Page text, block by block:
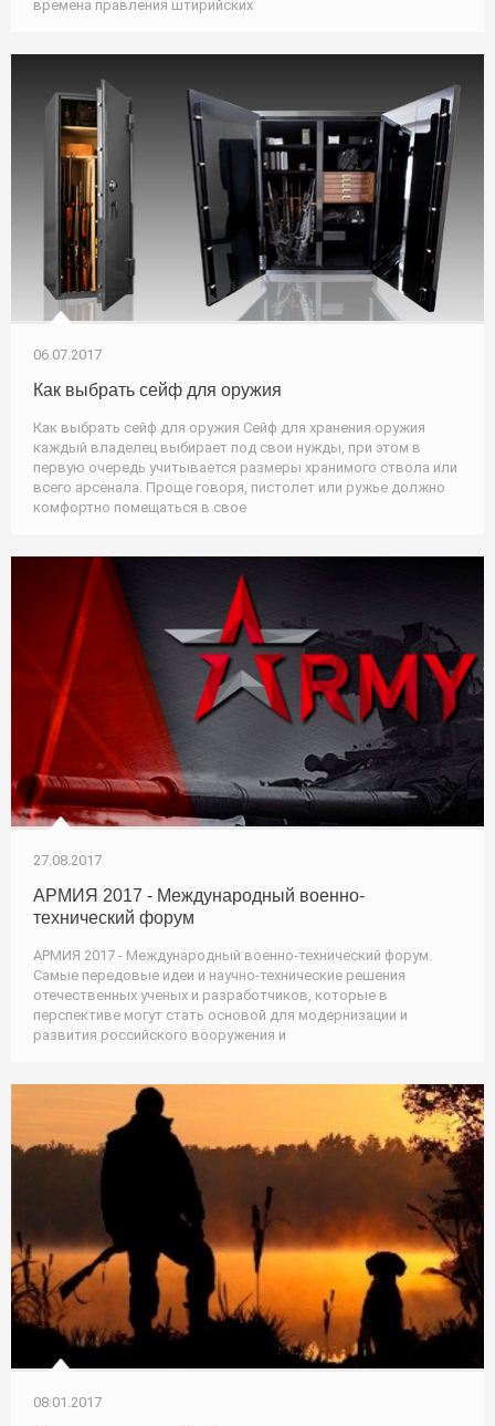
времена правления штирийских
06.07.2017
Как выбрать сейф для оружия
Как выбрать сейф для оружия Сейф для хранения оружия
каждый владелец выбирает под свои нужды, при этом в
первую очередь учитывается размеры хранимого ствола или
всего арсенала. Проще говоря, пистолет или ружье должно
комфортно помещаться в свое
27.08.2017
АРМИЯ 2017 - Международный военно-
технический форум
АРМИЯ 2017 - Международный военно-технический форум.
Самые передовые идеи и научно-технические решения
отечественных ученых и разработчиков, которые в
перспективе могут стать основой для модернизации и
развития российского вооружения и
08.01.2017